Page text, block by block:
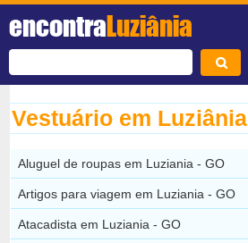
encontraLuziânia
Vestuário em Luziânia
Aluguel de roupas em Luziania - GO
Artigos para viagem em Luziania - GO
Atacadista em Luziania - GO